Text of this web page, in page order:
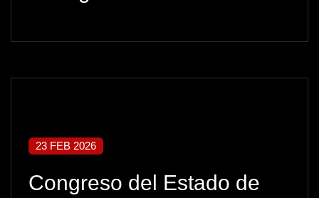
23 FEB 2026
Congreso del Estado de